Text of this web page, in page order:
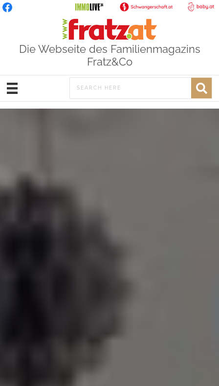
Die Webseite des Familienmagazins
Fratz&Co